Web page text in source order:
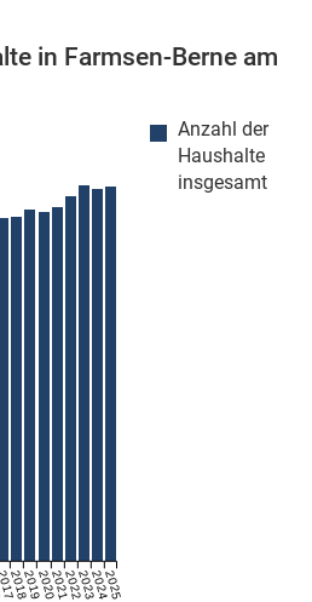
in Farmsen-Berne am
Anzahl der
Haushalte
insgesamt
20182019202020212022202320242025